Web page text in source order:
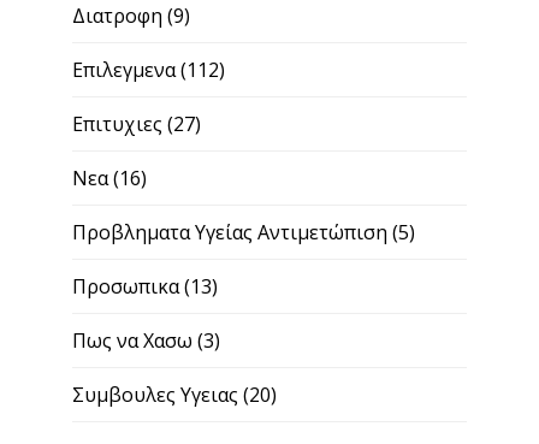
Διατροφη (9)
Επιλεγμενα(112)
Επιτυχιες (27)
Νεα(16)
Προβληματα Υγείας Αντιμετώπιση (5)
Προσωπικα(13)
Πως να Χασω (3)
Συμβουλες Υγειας (20)